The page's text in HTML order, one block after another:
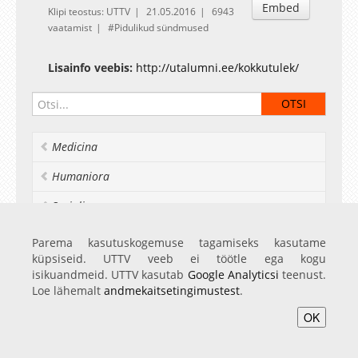
Embed
Klipi teostus: UTTV 21.05.2016
6943
vaatamist
Pidulikud sündmused
Lisainfo veebis: http://utalumni.ee/kokkutulek/
Medicina
Humaniora
Socialia
Realia et naturalia
Ülikoolist veel
Parema kasutuskogemuse tagamiseks kasutame
küpsiseid. UTTV veeb ei töötle ega kogu
isikuandmeid. UTTV kasutab Google Analyticsi teenust.
Loe lähemalt andmekaitsetingimustest.
OK